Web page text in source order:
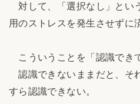
対して、「選択なし」とい
用のストレスを発生させずに
こういうことを「認識でき
認識できないままだと、そ
すら認識できない。